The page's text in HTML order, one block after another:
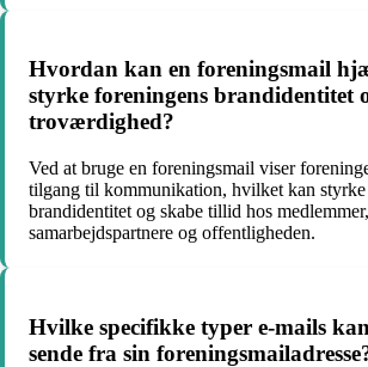
Hvordan kan en foreningsmail
styrke foreningens brandidentitet
troværdighed?
Ved at bruge en foreningsmail viser
tilgang til kommunikation, hvilket kan styrke
brandidentitet og skabe tillid hos medlemmer,
samarbejdspartnere og offentligheden.
Hvilke specifikke typer e-mails
sende fra sin